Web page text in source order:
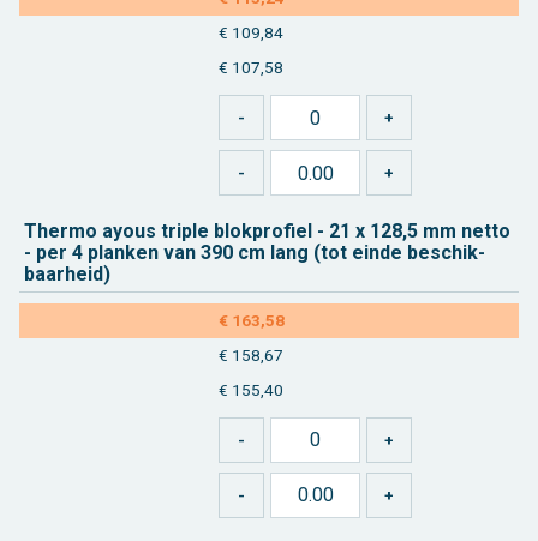
€ 109,84
€ 107,58
Ther­mo ayous tri­ple blok­pro­fiel - 21 x 128,5 mm netto
- per 4 plan­ken van 390 cm lang (tot einde be­schik­
baar­heid)
€ 163,58
€ 158,67
€ 155,40